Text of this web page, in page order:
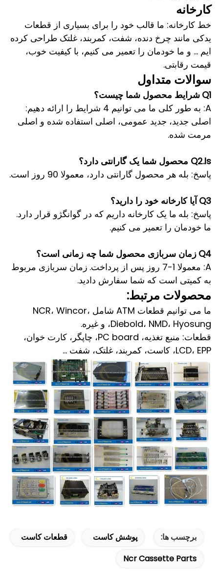
کارخانه
خط کارخانه: ما قالب خود را برای بسیاری از قطعات
یدکی مانند چرخ دنده، شفت، کمربند، غلتک طراحی کرده
ایم ... و ما خودمان را تعمیر می کنیم، با کیفیت خوب،
قیمت رقابتی.
سوالات متداول
Q1 شرایط محصول شما چیست؟
A: به طور کلی ما می توانیم 4 شرایط را ارائه دهیم:
اصلی جدید، جدید عمومی، اصلی استفاده شده و اصلی
مرمت شده.
Q2.Is محصول شما یک گارانتی دارد؟
پاسخ: بله هر محصول گارانتی دارد، معمولا 90 روز است.
Q3 آیا کارخانه خود را دارید؟
پاسخ: بله ما یک کارخانه داریم که در گوانگژو قرار دارد.
ما خودمان را تعمیر می کنیم.
Q4 زمان سربازی محصول شما چه زمانی است؟
A: معمولا 1-7 روز پس از پرداخت.
زمان سربازی مربوط
به کمیتی است که شما سفارش دادید.
محصولات مرتبط:
ما می توانیم قطعات ATM شامل NCR، Wincor،
Diebold، NMD، Hyosung، و غیره.
قطعات: منبع تغذیه، PC board، چاپگر، کارت خوان،
LCD، EPP، کاست، کمربند، غلتک، شفت ...
برچسب ها: پوشش کاست
قطعات کاست
Ncr Cassette Parts